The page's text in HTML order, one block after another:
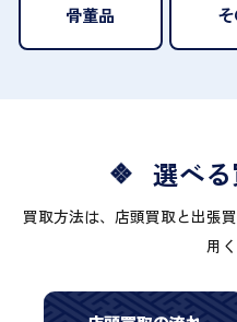
骨董品
選べ
買取方法は、店頭買取と出張
用